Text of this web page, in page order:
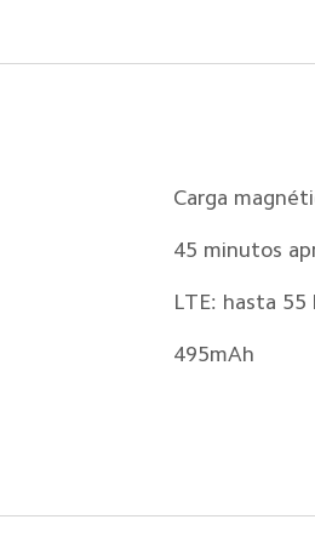
Carga
45 minutos
LTE: hasta 55
495mAh